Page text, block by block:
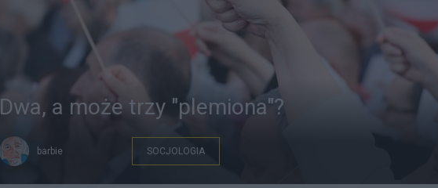
Dwa, a może trzy "plemiona"?
barbie SOCJOLOGIA